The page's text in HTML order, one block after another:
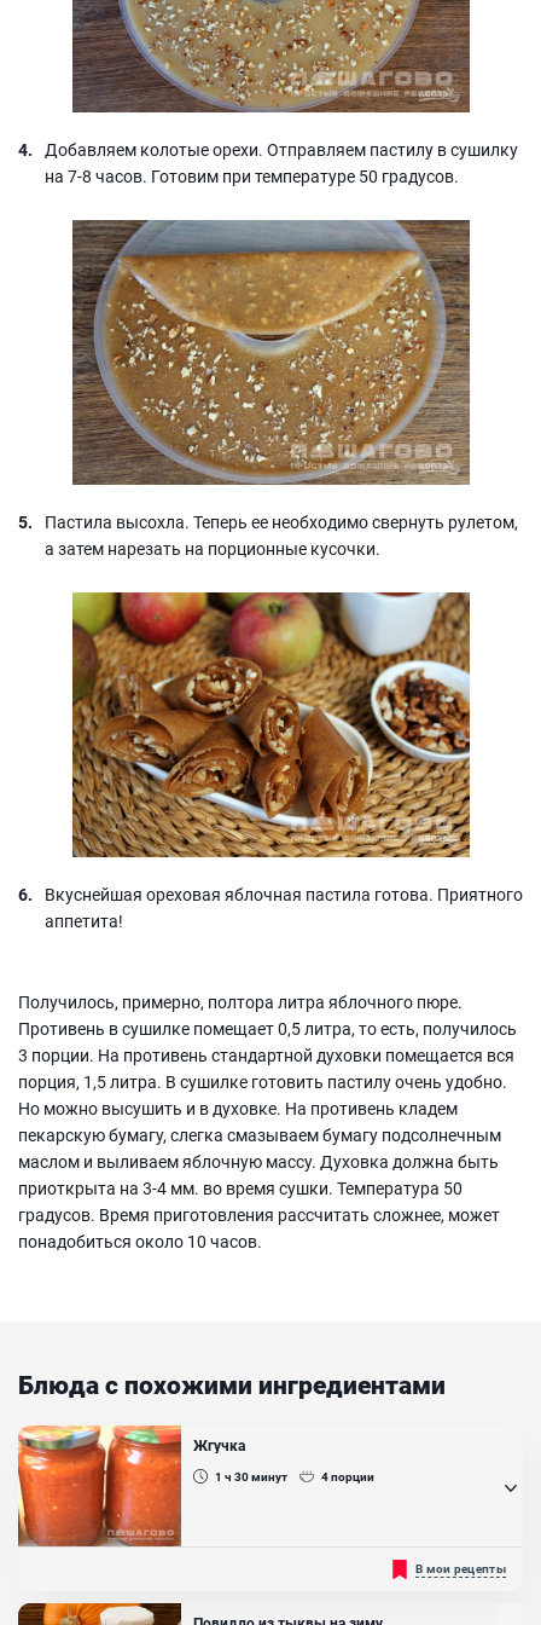
Добавляем колотые орехи. Отправляем пастилу в сушилку
на 7-8 часов. Готовим при температуре 50 градусов.
Пастила высохла. Теперь ее необходимо свернуть рулетом,
а затем нарезать на порционные кусочки.
Вкуснейшая ореховая яблочная пастила готова. Приятного
аппетита!
Получилось, примерно, полтора литра яблочного пюре.
Противень в сушилке помещает 0,5 литра, то есть, получилось
3 порции. На противень стандартной духовки помещается вся
порция, 1,5 литра. В сушилке готовить пастилу очень удобно.
Но можно высушить и в духовке. На противень кладем
пекарскую бумагу, слегка смазываем бумагу подсолнечным
маслом и выливаем яблочную массу. Духовка должна быть
приоткрыта на 3-4 мм. во время сушки. Температура 50
градусов. Время приготовления рассчитать сложнее, может
понадобиться около 10 часов.
Блюда с похожими ингредиентами
Жгучка
1 ч 30минут 4порции
Любителям острых и пикантных блюд очень понравится такая
закуска как Жгучка. Это название она получила за жгучий вкус,
который достигается за счет использования острого перца в
составе. Каждая хозяйка делает эту заготовку по своему рецепту,
В мои рецепты